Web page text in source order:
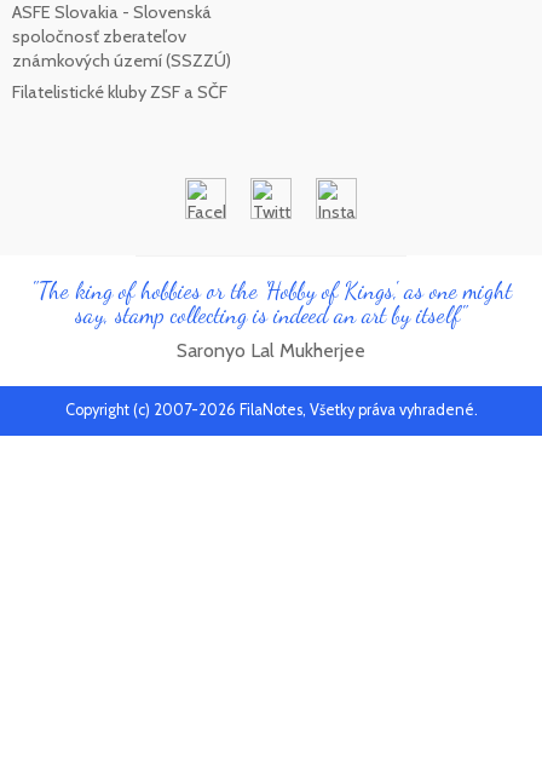
ASFE Slovakia - Slovenská
spoločnosť zberateľov
známkových území (SSZZÚ)
Filatelistické kluby ZSF a SČF
"The king of hobbies or the 'Hobby of Kings', as one might
say, stamp collecting is indeed an art by itself"
Saronyo Lal Mukherjee
Copyright (c) 2007-2026 FilaNotes, Všetky práva vyhradené.